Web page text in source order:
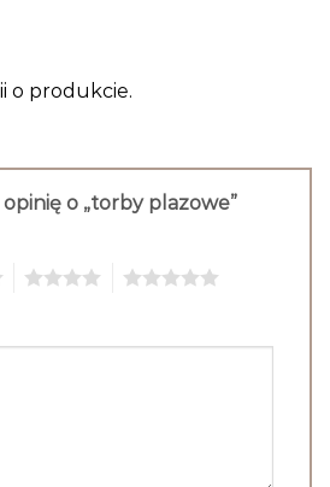
o produkcie.
opinię o „torby plazowe”